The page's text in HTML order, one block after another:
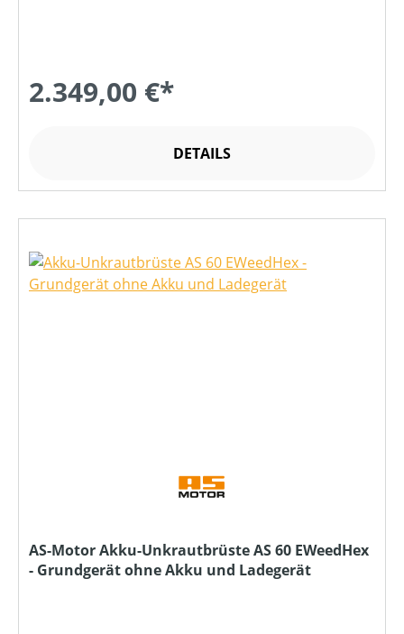
2.349,00 €*
DETAILS
AS-Motor Akku-Unkrautbrüste AS 60 EWeedHex
- Grundgerät ohne Akku und Ladegerät